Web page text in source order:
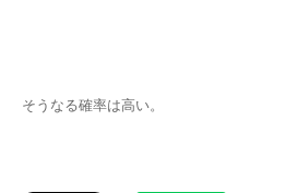
そうなる確率は高い。